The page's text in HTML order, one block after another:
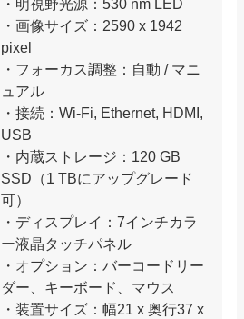
・明視野光源：530 nm LED
・画像サイズ：2590 x 1942
pixel
・フォーカス調整：自動 / マニ
ュアル
・接続：Wi-Fi, Ethernet, HDMI,
USB
・内蔵ストレージ：120 GB
SSD（1 TBにアップグレード
可）
・ディスプレイ：7インチカラ
ー液晶タッチパネル
・オプション：バーコードリー
ダー、キーボード、マウス
・装置サイズ：幅21 x 奥行37 x